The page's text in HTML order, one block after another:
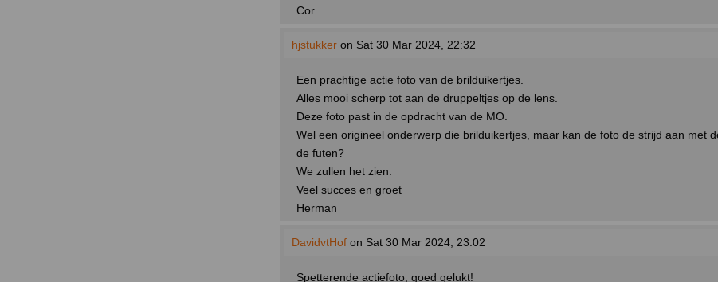
Cor
hjstukker on Sat 30 Mar 2024, 22:32
Een prachtige actie foto van de brilduikertjes.
Alles mooi scherp tot aan de druppeltjes op de lens.
Deze foto past in de opdracht van de MO.
Wel een origineel onderwerp die brilduikertjes, maar kan de foto de strijd aan met
de futen?
We zullen het zien.
Veel succes en groet
Herman
DavidvtHof on Sat 30 Mar 2024, 23:02
Spetterende actiefoto, goed gelukt!